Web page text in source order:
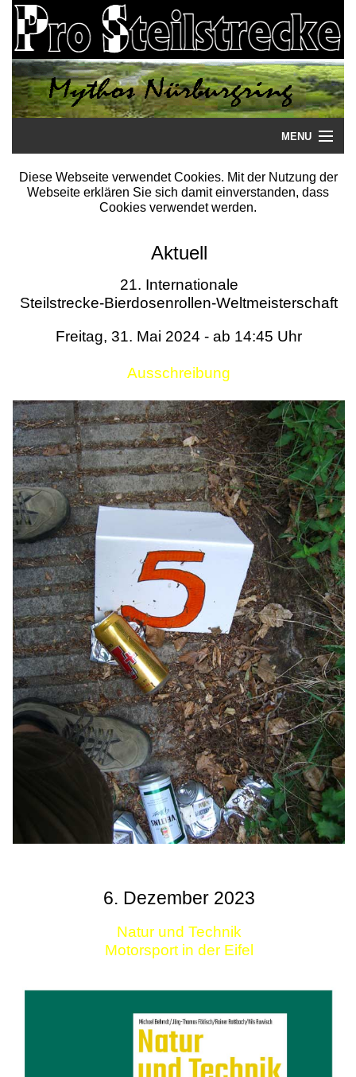
MENU
Startseite
Literatur
Termine
Diese Webseite verwendet Cookies. Mit der Nutzung der
Webseite erklären Sie sich damit einverstanden, dass
Cookies verwendet werden.
Aktuell
21. Internationale
Steilstrecke-Bierdosenrollen-Weltmeisterschaft
Freitag, 31. Mai 2024 - ab 14:45 Uhr
Ausschreibung
6. Dezember 2023
Natur und Technik
Motorsport in der Eifel